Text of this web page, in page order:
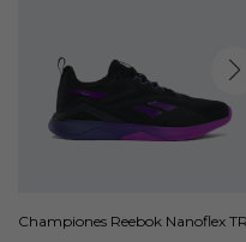
Championes Reebok Nanoflex